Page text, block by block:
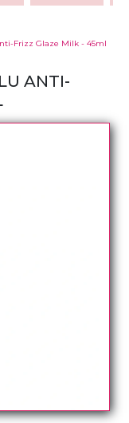
Frizz Glaze Milk - 45ml
ANTI-